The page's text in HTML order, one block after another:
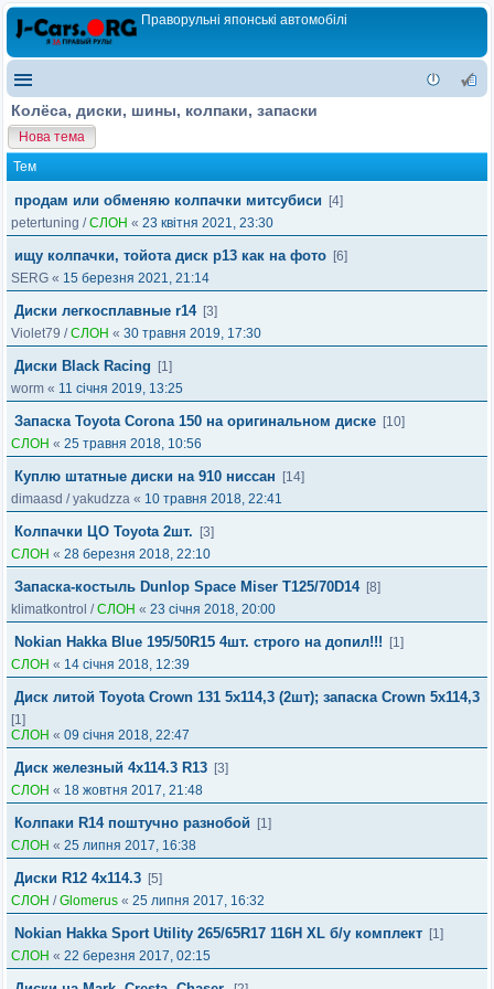
Праворульні японські автомобілі
Колёса, диски, шины, колпаки, запаски
Нова тема
Тем
продам или обменяю колпачки митсубиси
[4]
petertuning /СЛОН « 23 квітня 2021, 23:30
ищу колпачки, тойота диск р13 как на фото [6]
SERG « 15 березня 2021, 21:14
Диски легкосплавные r14 [3]
Violet79 /СЛОН « 30 травня 2019, 17:30
Диски Black Racing
[1]
worm « 11 січня 2019, 13:25
Запаска Toyota Corona 150 на оригинальном диске [10]
СЛОН « 25 травня 2018, 10:56
Куплю штатные диски на 910 ниссан
[14]
dimaasd /yakudzza « 10 травня 2018, 22:41
Колпачки ЦО Toyota 2шт.
[3]
СЛОН « 28 березня 2018, 22:10
Запаска-костыль Dunlop Space Miser T125/70D14 [8]
klimatkontrol /СЛОН « 23 січня 2018, 20:00
Nokian Hakka Blue 195/50R15 4шт. строго на допил!!!
[1]
СЛОН « 14 січня 2018, 12:39
Диск литой Toyota Crown 131 5х114,3 (2шт); запаска Crown 5x114,3
[1]
СЛОН « 09 січня 2018, 22:47
Диск железный 4x114.3 R13 [3]
СЛОН « 18 жовтня 2017, 21:48
Колпаки R14 поштучно разнобой
[1]
СЛОН « 25 липня 2017, 16:38
Диски R12 4x114.3 [5]
СЛОН /Glomerus « 25 липня 2017, 16:32
Nokian Hakka Sport Utility 265/65R17 116H XL б/у комплект [1]
СЛОН « 22 березня 2017, 02:15